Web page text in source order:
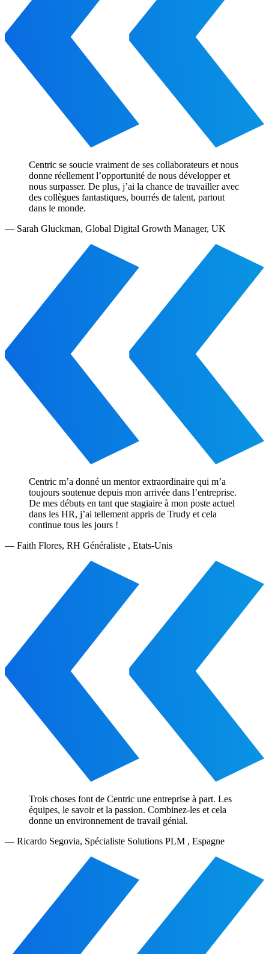
Centric se soucie vraiment de ses collaborateurs et nous
donne réellement l’opportunité de nous développer et
nous surpasser. De plus, j’ai la chance de travailler avec
des collègues fantastiques, bourrés de talent, partout
dans le monde.
— Sarah Gluckman, Global Digital Growth Manager, UK
Centric m’a donné un mentor extraordinaire qui m’a
toujours soutenue depuis mon arrivée dans l’entreprise.
De mes débuts en tant que stagiaire à mon poste actuel
dans les HR, j’ai tellement appris de Trudy et cela
continue tous les jours !
— Faith Flores, RH Généraliste , Etats-Unis
Trois choses font de Centric une entreprise à part. Les
équipes, le savoir et la passion. Combinez-les et cela
donne un environnement de travail génial.
— Ricardo Segovia, Spécialiste Solutions PLM , Espagne